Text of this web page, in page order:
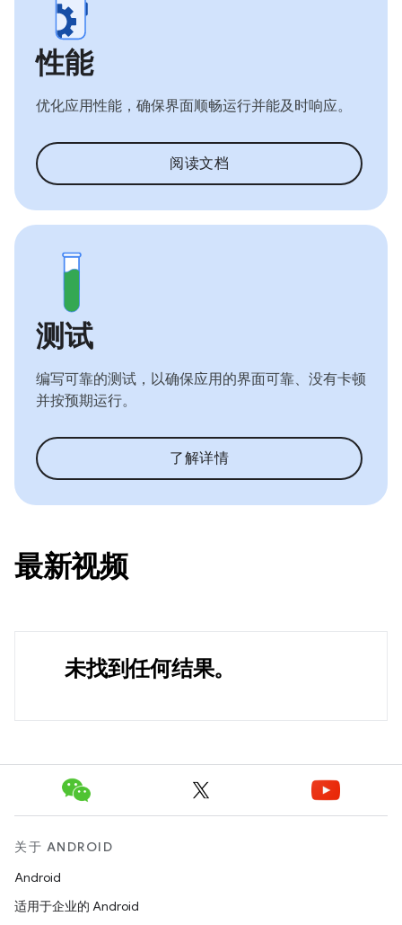
性能
优化应用性能，确保界面顺畅运行并能及时响应。
阅读文档
测试
编写可靠的测试，以确保应用的界面可靠、没有卡顿
并按预期运行。
了解详情
最新视频
未找到任何结果。
关于 ANDROID
Android
适用于企业的 Android